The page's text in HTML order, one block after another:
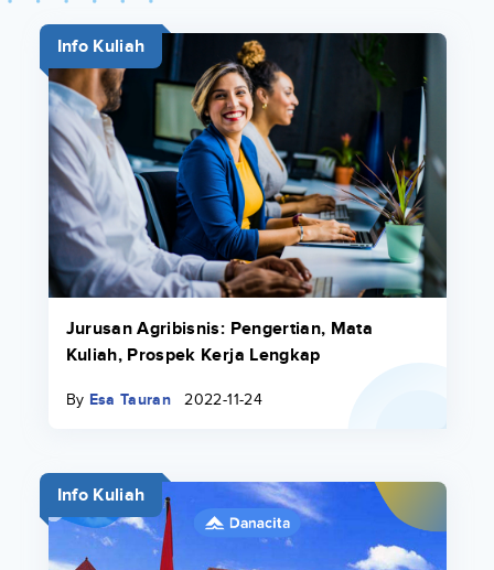
Info Kuliah
Jurusan Agribisnis: Pengertian, Mata
Kuliah, Prospek Kerja Lengkap
By Esa Tauran 2022-11-24
Info Kuliah